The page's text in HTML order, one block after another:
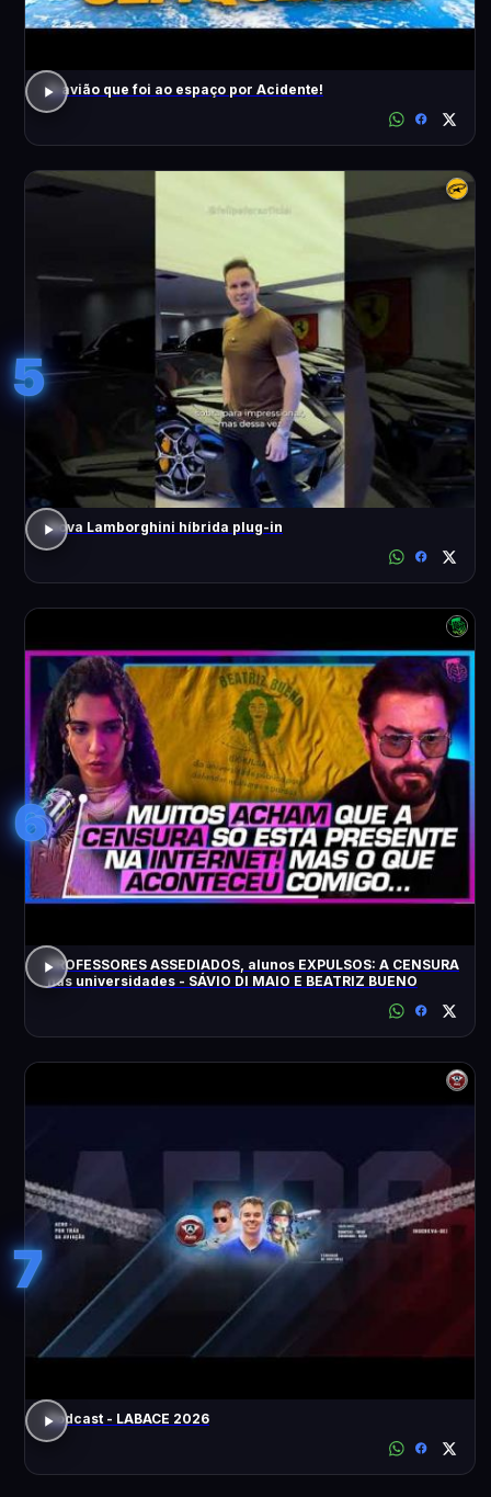
O avião que foi ao espaço por Acidente!
5
Nova Lamborghini híbrida plug-in
6
PROFESSORES ASSEDIADOS, alunos EXPULSOS: A CENSURA
nas universidades - SÁVIO DI MAIO E BEATRIZ BUENO
7
Podcast - LABACE 2026